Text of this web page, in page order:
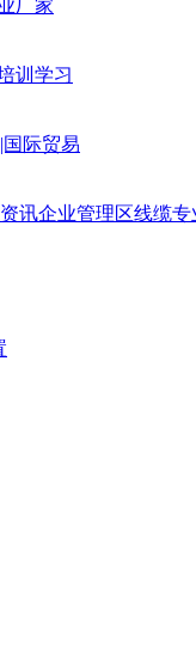
厂家
训学习
际贸易
讯企业管理区线缆专